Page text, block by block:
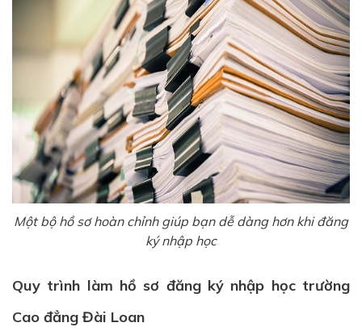
Một bộ hồ sơ hoàn chỉnh giúp bạn dễ dàng hơn khi đăng
ký nhập học
Quy trình làm hồ sơ đăng ký nhập học trường
Cao đẳng Đài Loan